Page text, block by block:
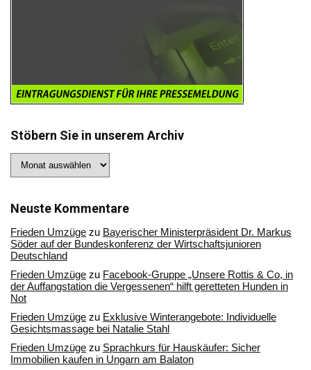
Stöbern Sie in unserem Archiv
Sie
Archiv
Neuste Kommentare
Frieden Umzüge zu Bayerischer Ministerpräsident Dr. Markus
Söder auf der Bundeskonferenz der Wirtschaftsjunioren
Deutschland
Frieden Umzüge zu Facebook-Gruppe „Unsere Rottis & Co, in
der Auffangstation die Vergessenen“ hilft geretteten Hunden in
Not
Frieden Umzüge zu Exklusive Winterangebote: Individuelle
Gesichtsmassage bei Natalie Stahl
Frieden Umzüge zu Sprachkurs für Hauskäufer: Sicher
Immobilien kaufen in Ungarn am Balaton